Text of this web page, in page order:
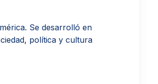
Se desarrolló en
política y cultura